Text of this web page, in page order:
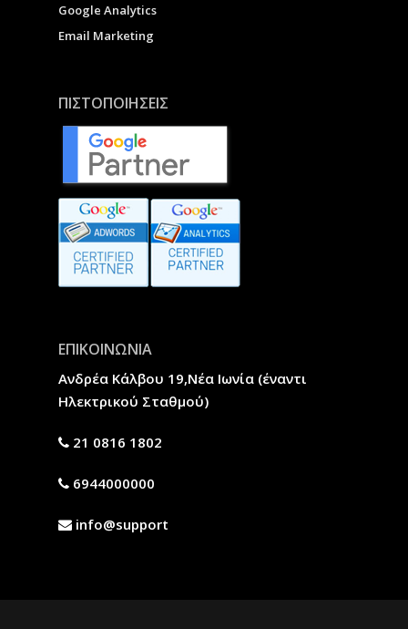
Google Analytics
Email Marketing
ΠΙΣΤΟΠΟΙΗΣΕΙΣ
ΕΠΙΚΟΙΝΩΝΙΑ
Ανδρέα Κάλβου 19,Νέα Ιωνία (έναντι
Ηλεκτρικού Σταθμού)
21 0816 1802
6944000000
info@support